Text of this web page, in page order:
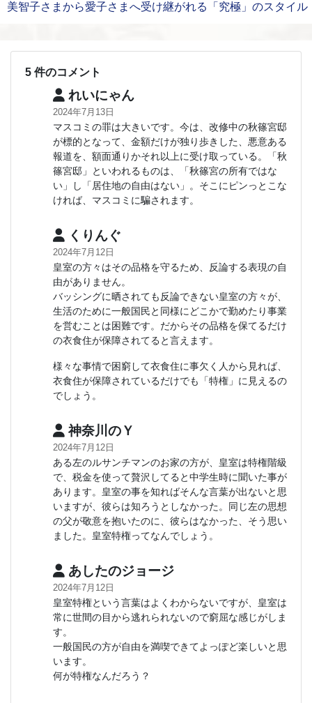
美智子さまから愛子さまへ受け継がれる「究極」のスタイル
5 件のコメント
れいにゃん
2024年7月13日
マスコミの罪は大きいです。今は、改修中の秋篠宮邸
が標的となって、金額だけが独り歩きした、悪意ある
報道を、額面通りかそれ以上に受け取っている。「秋
篠宮邸」といわれるものは、「秋篠宮の所有ではな
い」し「居住地の自由はない」。そこにピンっとこな
ければ、マスコミに騙されます。
くりんぐ
2024年7月12日
皇室の方々はその品格を守るため、反論する表現の自
由がありません。
バッシングに晒されても反論できない皇室の方々が、
生活のために一般国民と同様にどこかで勤めたり事業
を営むことは困難です。だからその品格を保てるだけ
の衣食住が保障されてると言えます。
様々な事情で困窮して衣食住に事欠く人から見れば、
衣食住が保障されているだけでも「特権」に見えるの
でしょう。
神奈川のＹ
2024年7月12日
ある左のルサンチマンのお家の方が、皇室は特権階級
で、税金を使って贅沢してると中学生時に聞いた事が
あります。皇室の事を知ればそんな言葉が出ないと思
いますが、彼らは知ろうとしなかった。同じ左の思想
の父が敬意を抱いたのに、彼らはなかった、そう思い
ました。皇室特権ってなんでしょう。
あしたのジョージ
2024年7月12日
皇室特権という言葉はよくわからないですが、皇室は
常に世間の目から逃れられないので窮屈な感じがしま
す。
一般国民の方が自由を満喫できてよっぽど楽しいと思
います。
何が特権なんだろう？